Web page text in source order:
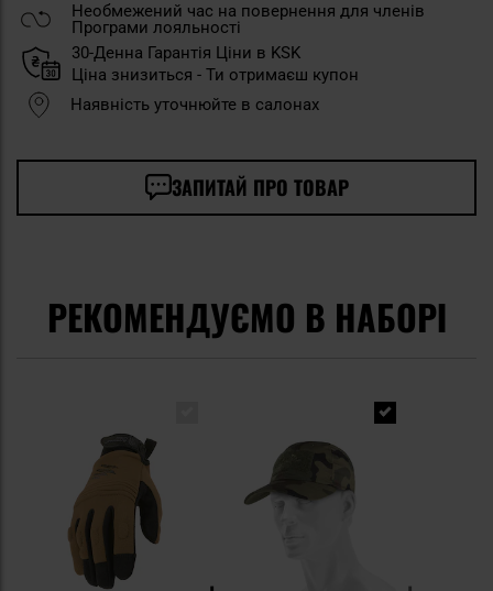
Необмежений час на повернення для членів
Програми лояльності
30-Денна Гарантія Ціни в KSK
Ціна знизиться - Ти отримаєш купон
Наявність уточнюйте в салонах
ЗАПИТАЙ ПРО ТОВАР
РЕКОМЕНДУЄМО В НАБОРІ